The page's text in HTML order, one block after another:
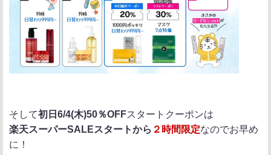
そして初日6/4(木)50％OFFスタートクーポンは
楽天スーパーSALEスタートから ２時間限定なのでお早め
に！